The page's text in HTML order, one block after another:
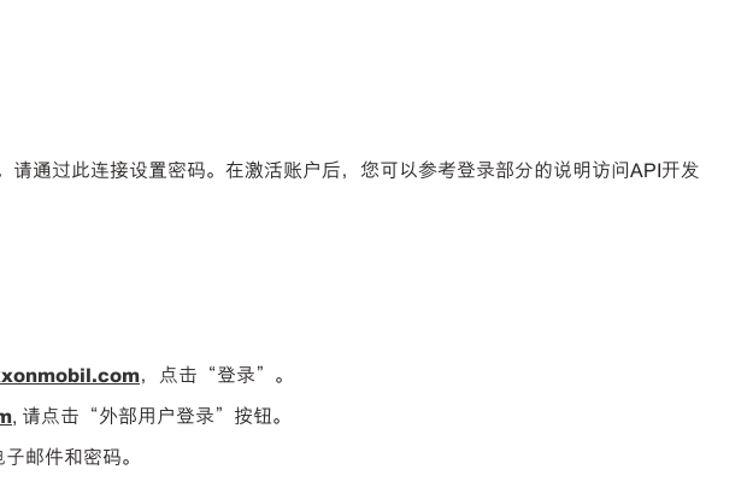
通过此连接设置密码。在激活账户后，您可以参考登录部分的说明访问API开发
，点击“登录”。
, 请点击“外部用户登录”按钮。
邮件和密码。